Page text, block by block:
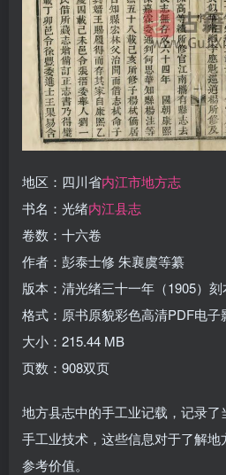
地区：四川省内江市地方志
书名：光绪内江县志
卷数：十六卷
作者：彭泰士修 朱襄虞等纂
版本：清光绪三十一年（1905）刻
格式：原书原貌彩色高清PDF电子
大小：215.44 MB
页数：908双页
地方县志中的手工业记载，记录
手工业技术，这些信息对于了解
参考价值。